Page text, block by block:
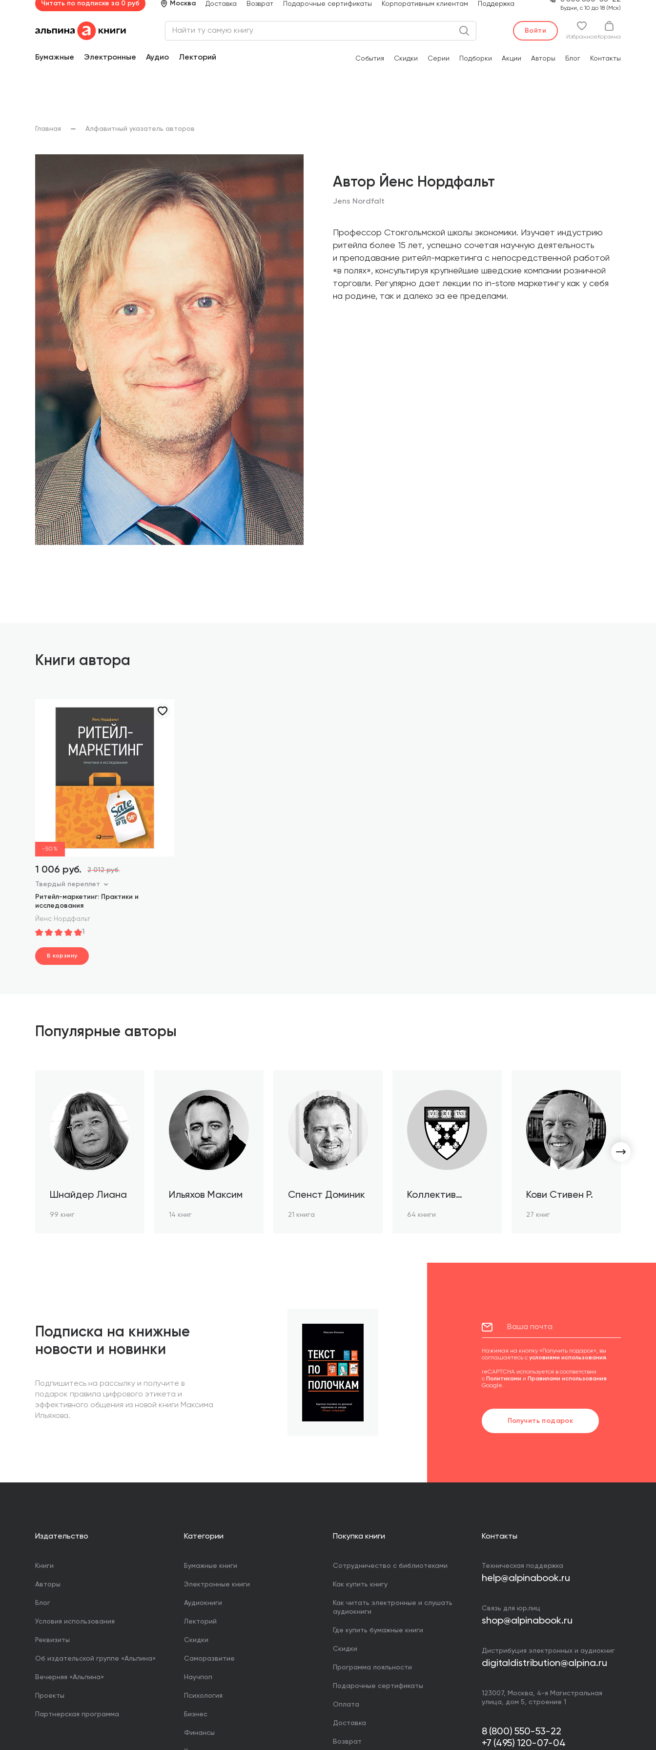
Читать по подписке за 0 руб Москва Доставка Возврат Подарочные сертификаты Корпоративным клиентам Поддержка
Будни, с 10 до 18 (Мск)
Войти
Избранное Корзина
Бумажные Электронные Аудио Лекторий События Скидки Серии Подборки Акции Авторы Блог Контакты
Главная Алфавитный указатель авторов
Автор Йенс Нордфальт
Jens Nordfalt
Профессор Стокгольмской школы экономики. Изучает индустрию
ритейла более 15 лет, успешно сочетая научную деятельность
и преподавание ритейл-маркетинга с непосредственной работой
«в полях», консультируя крупнейшие шведские компании розничной
торговли. Регулярно дает лекции по in-store маркетингу как у себя
на родине, так и далеко за ее пределами.
Книги автора
-50%
1 006 руб. 2 012 руб.
Твердый переплет
Ритейл-маркетинг: Практики и
исследования
Йенс Нордфальт
1
В корзину
Популярные авторы
Шнайдер Лиана
99 книг
Ильяхов Максим
14 книг
Спенст Доминик
21 книга
Коллектив
64 книги
Кови Стивен Р.
27 книг
Подписка на книжные
новости и новинки
Подпишитесь на рассылку и получите в
подарок правила цифрового этикета и
эффективного общения из новой книги Максима
Ильяхова.
Нажимая на кнопку «Получить подарок», вы
соглашаетесь с условиями использования.
reCAPTCHA используется в соответствии
с Политиками и Правилами использования
Google.
Получить подарок
Издательство
Книги
Авторы
Блог
Условия использования
Реквизиты
Об издательской группе «Альпина»
Вечерняя «Альпина»
Проекты
Партнерская программа
Категории
Бумажные книги
Электронные книги
Аудиокниги
Лекторий
Скидки
Саморазвитие
Научпоп
Психология
Бизнес
Финансы
Покупка книги
Сотрудничество с библиотеками
Как купить книгу
Как читать электронные и слушать
аудиокниги
Где купить бумажные книги
Скидки
Программа лояльности
Подарочные сертификаты
Оплата
Доставка
Возврат
Контакты
Техническая поддержка
help@alpinabook.ru
Связь для юр.лиц
shop@alpinabook.ru
Дистрибуция электронных и аудиокниг
digitaldistribution@alpina.ru
123007, Москва, 4-я Магистральная
улица, дом 5, строение 1
8 (800) 550-53-22
+7 (495) 120-07-04